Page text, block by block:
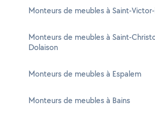
Monteurs de meubles à Saint-
Monteurs de meubles à Saint-
Dolaison
Monteurs de meubles à Espalem
Monteurs de meubles à Bains